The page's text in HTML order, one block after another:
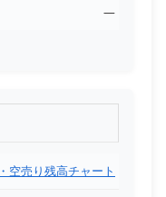
―
空売り残高チャート